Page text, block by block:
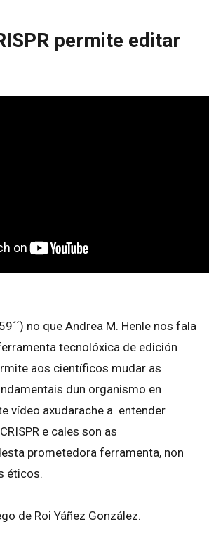
permite editar
no que Andrea M. Henle nos fala
tecnolóxica de edición
aos científicos mudar as
dun organismo en
vídeo axudarache a entender
e cales son as
prometedora ferramenta, non
éticos.
de Roi Yáñez González.